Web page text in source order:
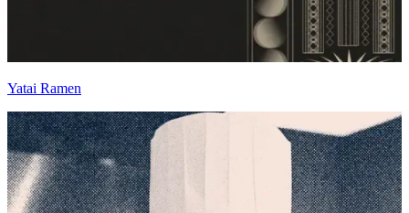
Yatai Ramen